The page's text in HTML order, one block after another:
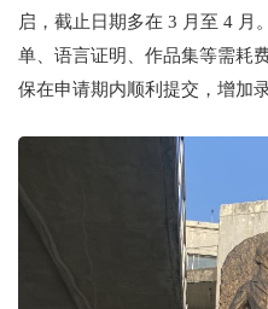
启，截止日期多在 3 月至 4 月
单、语言证明、作品集等需耗
保在申请期内顺利提交，增加